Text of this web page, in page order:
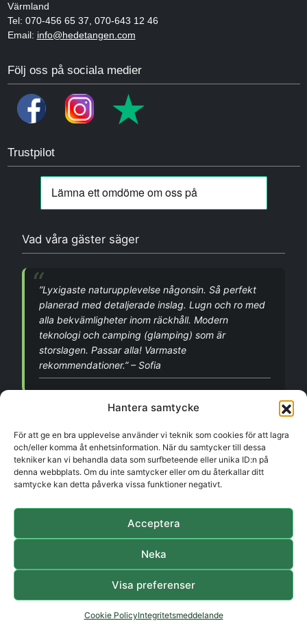
Hantera samtycke
För att ge en bra upplevelse använder vi teknik som cookies för att lagra
och/eller komma åt enhetsinformation. När du samtycker till dessa
tekniker kan vi behandla data som surfbeteende eller unika ID:n på
denna webbplats. Om du inte samtycker eller om du återkallar ditt
samtycke kan detta påverka vissa funktioner negativt.
Acceptera
Neka
Visa preferenser
Cookie PolicyIntegritetsmeddelande
Värmland
Tel: 070-456 65 37, 070-643 12 46
Email: info@hedetangen.com
Följ oss på sociala medier
Trustpilot
Vad våra gäster säger
”Lyxigaste naturupplevelse någonsin. Så perfekt
planerad med detaljerade inslag. Lugn och ro med
alla bekvämligheter inom räckhåll. Modern
teknologi och camping (glamping) som är
storslagen. Passar alla! Varmaste
rekommendationer.” – Sofia
vår semester och gick från jobbstress till total
avslappning på nolltid! Otroligt fin ordnat ute på ön,
det finns verkligen allting du kan tänkas behöva
plus ännu lite mer. Rekommenderar varmt!”
© 2026 Hedetangen. All rights reserved.